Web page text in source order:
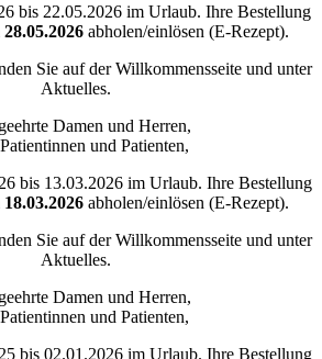
bis 22.05.2026 im Urlaub. Ihre Bestellung
28.05.2026 abholen/einlösen (E-Rezept).
Sie auf der Willkommensseite und unter
Aktuelles.
Damen und Herren,
und Patienten,
bis 13.03.2026 im Urlaub. Ihre Bestellung
18.03.2026 abholen/einlösen (E-Rezept).
Sie auf der Willkommensseite und unter
Aktuelles.
Damen und Herren,
und Patienten,
bis 02.01.2026 im Urlaub. Ihre Bestellung